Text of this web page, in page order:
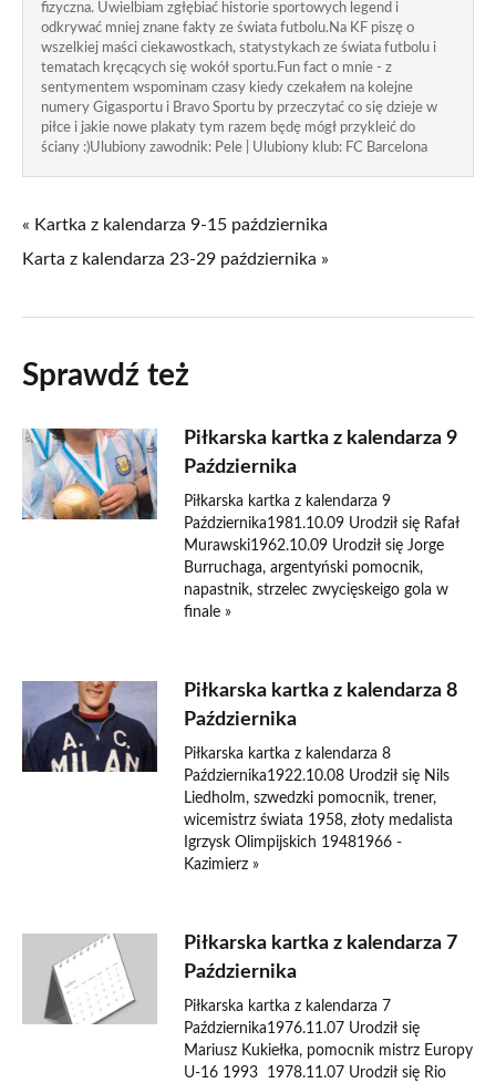
fizyczna. Uwielbiam zgłębiać historie sportowych legend i
odkrywać mniej znane fakty ze świata futbolu.Na KF piszę o
wszelkiej maści ciekawostkach, statystykach ze świata futbolu i
tematach kręcących się wokół sportu.Fun fact o mnie - z
sentymentem wspominam czasy kiedy czekałem na kolejne
numery Gigasportu i Bravo Sportu by przeczytać co się dzieje w
piłce i jakie nowe plakaty tym razem będę mógł przykleić do
ściany :)Ulubiony zawodnik: Pele | Ulubiony klub: FC Barcelona
« Kartka z kalendarza 9-15 października
Karta z kalendarza 23-29 października »
Sprawdź też
Piłkarska kartka z kalendarza 9
Października
Piłkarska kartka z kalendarza 9
Października1981.10.09 Urodził się Rafał
Murawski1962.10.09 Urodził się Jorge
Burruchaga, argentyński pomocnik,
napastnik, strzelec zwycięskeigo gola w
finale »
Piłkarska kartka z kalendarza 8
Października
Piłkarska kartka z kalendarza 8
Października1922.10.08 Urodził się Nils
Liedholm, szwedzki pomocnik, trener,
wicemistrz świata 1958, złoty medalista
Igrzysk Olimpijskich 19481966 -
Kazimierz »
Piłkarska kartka z kalendarza 7
Października
Piłkarska kartka z kalendarza 7
Października1976.11.07 Urodził się
Mariusz Kukiełka, pomocnik mistrz Europy
U-16 1993 1978.11.07 Urodził się Rio